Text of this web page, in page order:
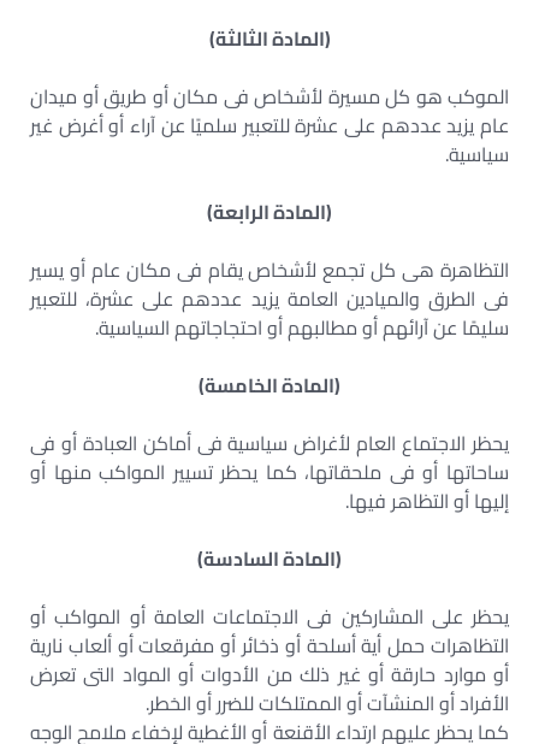
(المادة الثالثة)
الموكب هو كل مسيرة لأشخاص فى مكان أو طريق أو ميدان
عام يزيد عددهم على عشرة للتعبير سلميًا عن آراء أو أغرض غير
سياسية.
(المادة الرابعة)
التظاهرة هى كل تجمع لأشخاص يقام فى مكان عام أو يسير
فى الطرق والميادين العامة يزيد عددهم على عشرة، للتعبير
سليمًا عن آرائهم أو مطالبهم أو احتجاجاتهم السياسية.
(المادة الخامسة)
يحظر الاجتماع العام لأغراض سياسية فى أماكن العبادة أو فى
ساحاتها أو فى ملحقاتها، كما يحظر تسيير المواكب منها أو
إليها أو التظاهر فيها.
(المادة السادسة)
يحظر على المشاركين فى الاجتماعات العامة أو المواكب أو
التظاهرات حمل أية أسلحة أو ذخائر أو مفرقعات أو ألعاب نارية
أو موارد حارقة أو غير ذلك من الأدوات أو المواد التى تعرض
الأفراد أو المنشآت أو الممتلكات للضرر أو الخطر.
كما يحظر عليهم ارتداء الأقنعة أو الأغطية لإخفاء ملامح الوجه